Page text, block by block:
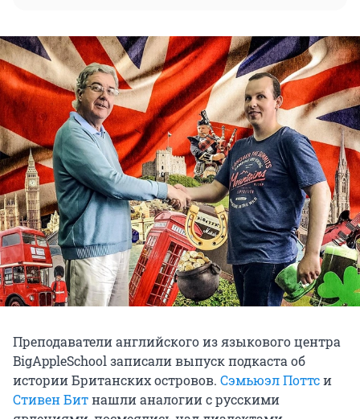
Преподаватели английского из языкового центра
BigAppleSchool записали выпуск подкаста об
истории Британских островов. Сэмьюэл Поттси
Стивен Битнашли аналогии с русскими